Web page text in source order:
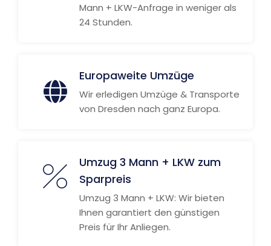
Mann + LKW-Anfrage in weniger als
24 Stunden.
Europaweite Umzüge
Wir erledigen Umzüge & Transporte
von Dresden nach ganz Europa.
Umzug 3 Mann + LKW zum
Sparpreis
Umzug 3 Mann + LKW: Wir bieten
Ihnen garantiert den günstigen
Preis für Ihr Anliegen.